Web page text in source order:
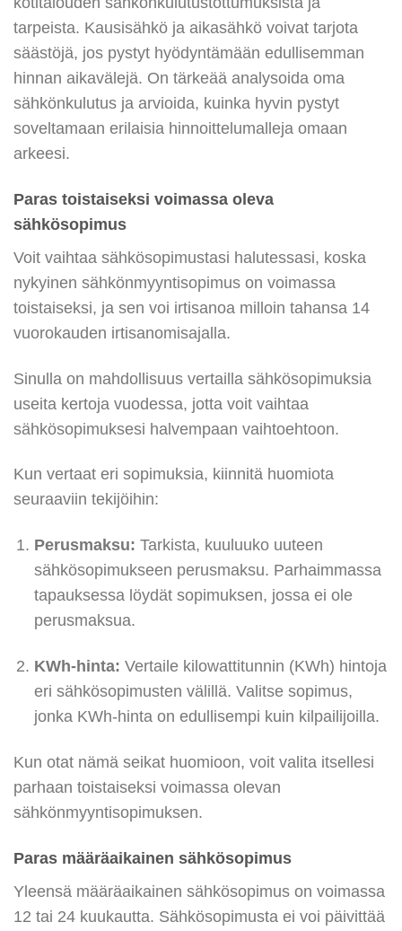
tarpeista. Kausisähkö ja aikasähkö voivat tarjota
säästöjä, jos pystyt hyödyntämään edullisemman
hinnan aikavälejä. On tärkeää analysoida oma
sähkönkulutus ja arvioida, kuinka hyvin pystyt
soveltamaan erilaisia hinnoittelumalleja omaan
arkeesi.
Paras toistaiseksi voimassa oleva
sähkösopimus
Voit vaihtaa sähkösopimustasi halutessasi, koska
nykyinen sähkönmyyntisopimus on voimassa
toistaiseksi, ja sen voi irtisanoa milloin tahansa 14
vuorokauden irtisanomisajalla.
Sinulla on mahdollisuus vertailla sähkösopimuksia
useita kertoja vuodessa, jotta voit vaihtaa
sähkösopimuksesi halvempaan vaihtoehtoon.
Kun vertaat eri sopimuksia, kiinnitä huomiota
seuraaviin tekijöihin:
Perusmaksu: Tarkista, kuuluuko uuteen
sähkösopimukseen perusmaksu. Parhaimmassa
tapauksessa löydät sopimuksen, jossa ei ole
perusmaksua.
KWh-hinta: Vertaile kilowattitunnin (KWh) hintoja
eri sähkösopimusten välillä. Valitse sopimus,
jonka KWh-hinta on edullisempi kuin kilpailijoilla.
Kun otat nämä seikat huomioon, voit valita itsellesi
parhaan toistaiseksi voimassa olevan
sähkönmyyntisopimuksen.
Paras määräaikainen sähkösopimus
Yleensä määräaikainen sähkösopimus on voimassa
12 tai 24 kuukautta. Sähkösopimusta ei voi päivittää